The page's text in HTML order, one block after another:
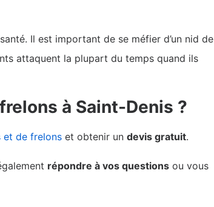
Il est important de se méfier d’un nid de
attaquent la plupart du temps quand ils
à Saint-Denis ?
et de frelons et obtenir un devis gratuit.
répondre à vos questions ou vous